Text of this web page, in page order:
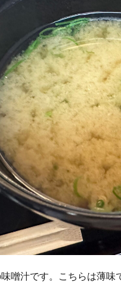
噌汁です。こちらは薄味